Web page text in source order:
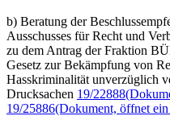
b) Beratung der
Ausschusses für Recht und
zu dem Antrag der Fraktion
Gesetz zur Bekämpfung von
Hasskriminalität unverzüglich
Drucksachen 19/22888
19/25886(Dokument, öffnet ein